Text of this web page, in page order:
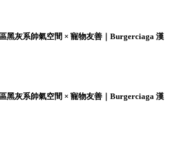
黑灰系帥氣空間 × 寵物友善｜Burgerciaga 漢
黑灰系帥氣空間 × 寵物友善｜Burgerciaga 漢